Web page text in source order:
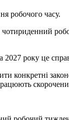
робочого часу.
року це